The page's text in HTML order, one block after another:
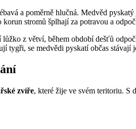
a poměrně hlučná. Medvěd
korun stromů šplhají za potravou a
lůžko z větví, během období dešťů
tygři, se medvědi pyskatí občas
zvíře, které žije ve svém teritoriu. S